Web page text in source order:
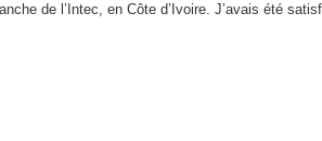
de l’Intec, en Côte d’Ivoire. J’avais été